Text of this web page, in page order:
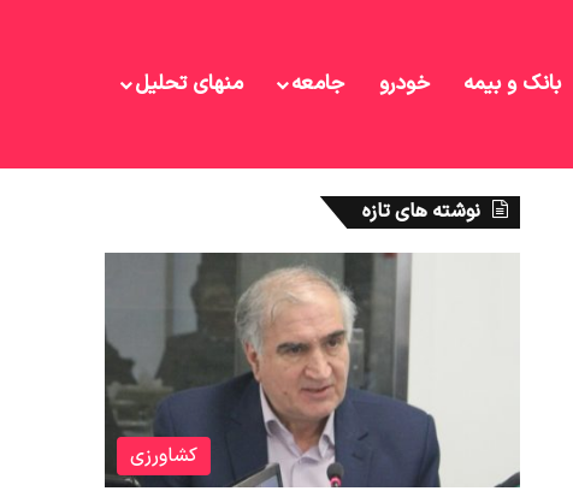
بانک و بیمه خودرو جامعه منهای تحلیل
نوشته های تازه
کشاورزی